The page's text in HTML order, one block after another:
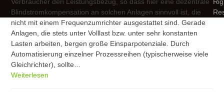
Blindstromkompensation an solchen Anlagen sinnvoll ist, die
nicht mit einem Frequenzumrichter ausgestattet sind. Gerade
Anlagen, die stets unter Volllast bzw. unter sehr konstanten
Lasten arbeiten, bergen große Einsparpotenziale. Durch
Automatisierung einzelner Prozessreihen (typischerweise viele
Gleichrichter), sollte…
Weiterlesen